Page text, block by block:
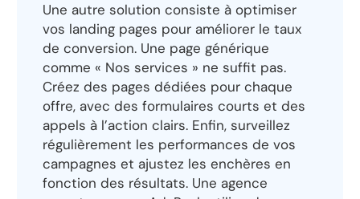
Une autre solution consiste à optimiser
vos landing pages pour améliorer le taux
de conversion. Une page générique
comme « Nos services » ne suffit pas.
Créez des pages dédiées pour chaque
offre, avec des formulaires courts et des
appels à l’action clairs. Enfin, surveillez
régulièrement les performances de vos
campagnes et ajustez les enchères en
fonction des résultats. Une agence